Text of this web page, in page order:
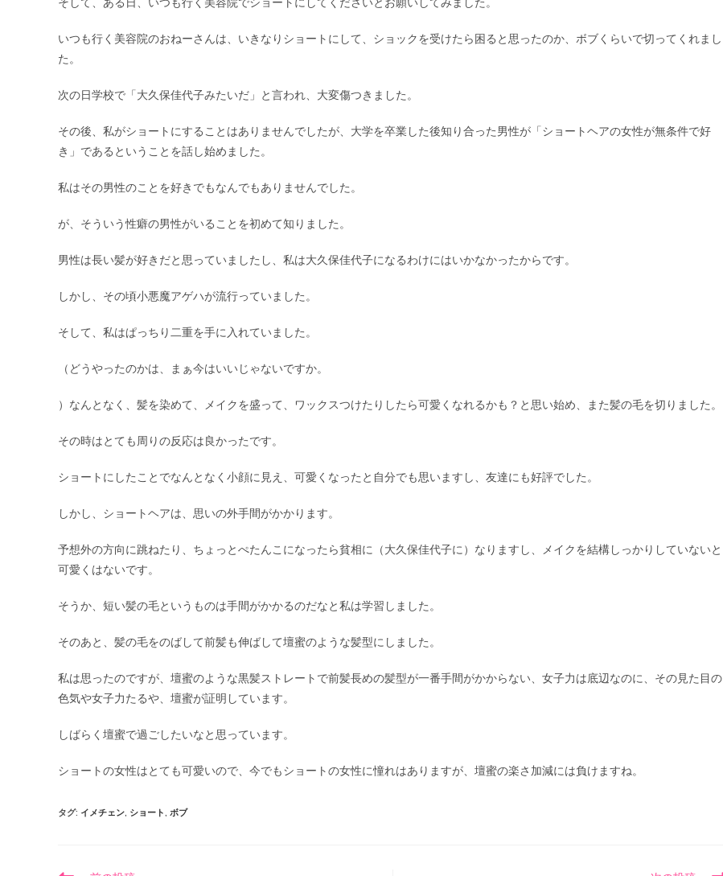
いつも行く美容院のおねーさんは、いきなりショートにして、ショックを受けたら困ると思ったのか、ボブくらいで切ってくれまし
た。
次の日学校で「大久保佳代子みたいだ」と言われ、大変傷つきました。
その後、私がショートにすることはありませんでしたが、大学を卒業した後知り合った男性が「ショートヘアの女性が無条件で好
き」であるということを話し始めました。
私はその男性のことを好きでもなんでもありませんでした。
が、そういう性癖の男性がいることを初めて知りました。
男性は長い髪が好きだと思っていましたし、私は大久保佳代子になるわけにはいかなかったからです。
しかし、その頃小悪魔アゲハが流行っていました。
そして、私はぱっちり二重を手に入れていました。
（どうやったのかは、まぁ今はいいじゃないですか。
）なんとなく、髪を染めて、メイクを盛って、ワックスつけたりしたら可愛くなれるかも？と思い始め、また髪の毛を切りました。
その時はとても周りの反応は良かったです。
ショートにしたことでなんとなく小顔に見え、可愛くなったと自分でも思いますし、友達にも好評でした。
しかし、ショートヘアは、思いの外手間がかかります。
予想外の方向に跳ねたり、ちょっとぺたんこになったら貧相に（大久保佳代子に）なりますし、メイクを結構しっかりしていないと
可愛くはないです。
そうか、短い髪の毛というものは手間がかかるのだなと私は学習しました。
そのあと、髪の毛をのばして前髪も伸ばして壇蜜のような髪型にしました。
私は思ったのですが、壇蜜のような黒髪ストレートで前髪長めの髪型が一番手間がかからない、女子力は底辺なのに、その見た目の
色気や女子力たるや、壇蜜が証明しています。
しばらく壇蜜で過ごしたいなと思っています。
ショートの女性はとても可愛いので、今でもショートの女性に憧れはありますが、壇蜜の楽さ加減には負けますね。
タグ: イメチェン ショート ボブ